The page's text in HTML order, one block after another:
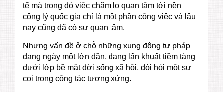
tế mà trong đó việc chăm lo quan tâm tới nền
công lý quốc gia chỉ là một phần công việc và lâu
nay cũng đã có sự quan tâm.
Nhưng vấn đề ở chỗ những xung động tư pháp
đang ngày một lớn dần, đang lẩn khuất tiềm tàng
dưới lớp bề mặt đời sống xã hội, đòi hỏi một sự
coi trọng công tác tương xứng.